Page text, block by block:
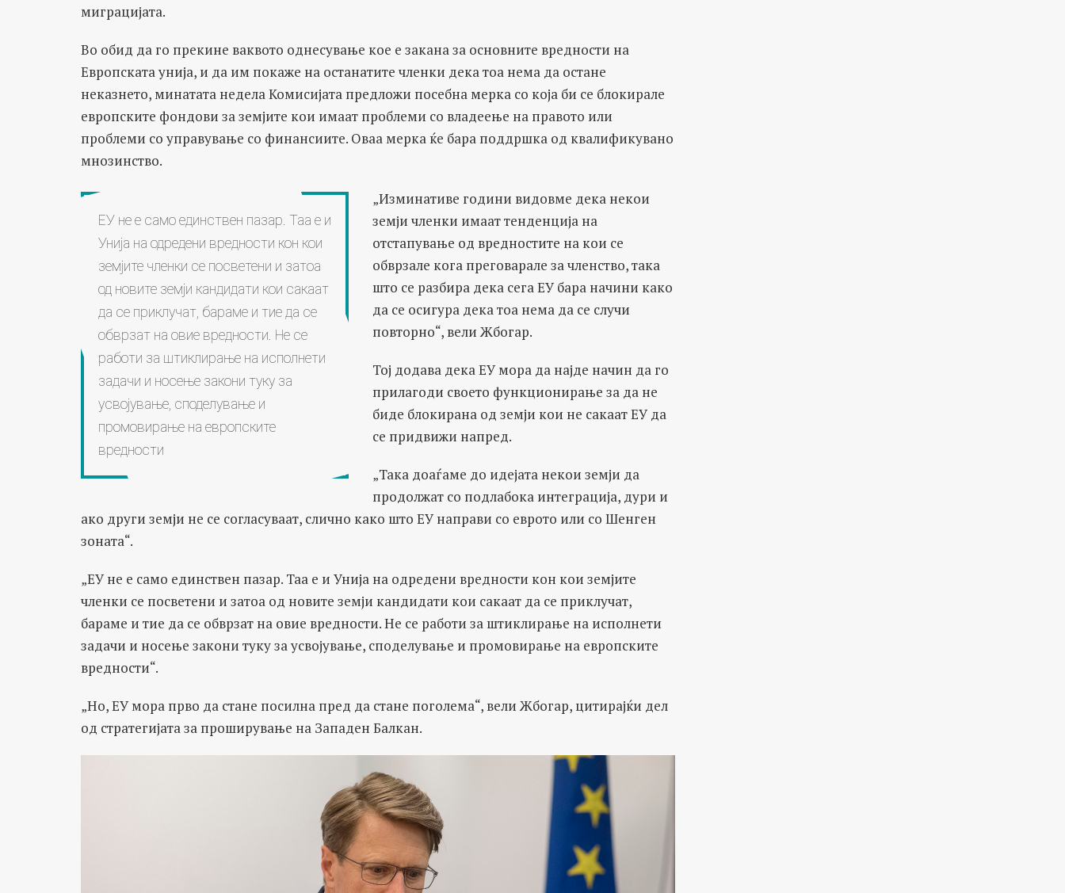
миграцијата.
Во обид да го прекине ваквото однесување кое е закана за основните вредности на
Европската унија, и да им покаже на останатите членки дека тоа нема да остане
неказнето, минатата недела Комисијата предложи посебна мерка со која би се блокирале
европските фондови за земјите кои имаат проблеми со владеење на правото или
проблеми со управување со финансиите. Оваа мерка ќе бара поддршка од квалификувано
мнозинство.
ЕУ не е само единствен пазар. Таа е и
Унија на одредени вредности кон кои
земјите членки се посветени и затоа
од новите земји кандидати кои сакаат
да се приклучат, бараме и тие да се
обврзат на овие вредности. Не се
работи за штиклирање на исполнети
задачи и носење закони туку за
усвојување, споделување и
промовирање на европските
вредности
„Изминативе години видовме дека некои
земји членки имаат тенденција на
отстапување од вредностите на кои се
обврзале кога преговарале за членство, така
што се разбира дека сега ЕУ бара начини како
да се осигура дека тоа нема да се случи
повторно“, вели Жбогар.
Тој додава дека ЕУ мора да најде начин да го
прилагоди своето функционирање за да не
биде блокирана од земји кои не сакаат ЕУ да
се придвижи напред.
„Така доаѓаме до идејата некои земји да
продолжат со подлабока интеграција, дури и
ако други земји не се согласуваат, слично како што ЕУ направи со еврото или со Шенген
зоната“.
„ЕУ не е само единствен пазар. Таа е и Унија на одредени вредности кон кои земјите
членки се посветени и затоа од новите земји кандидати кои сакаат да се приклучат,
бараме и тие да се обврзат на овие вредности. Не се работи за штиклирање на исполнети
задачи и носење закони туку за усвојување, споделување и промовирање на европските
вредности“.
„Но, ЕУ мора прво да стане посилна пред да стане поголема“, вели Жбогар, цитирајќи дел
од стратегијата за проширување на Западен Балкан.